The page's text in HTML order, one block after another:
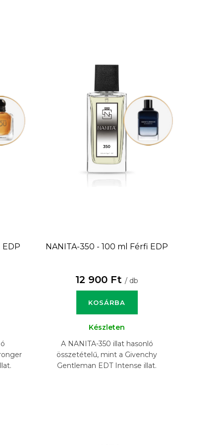
EDP NANITA-350 - 100 ml Férfi EDP
12 900 Ft/ db
KOSÁRBA
Készleten
A NANITA-350 illat hasonló
összetételű, mint a Givenchy
Gentleman EDT Intense illat.